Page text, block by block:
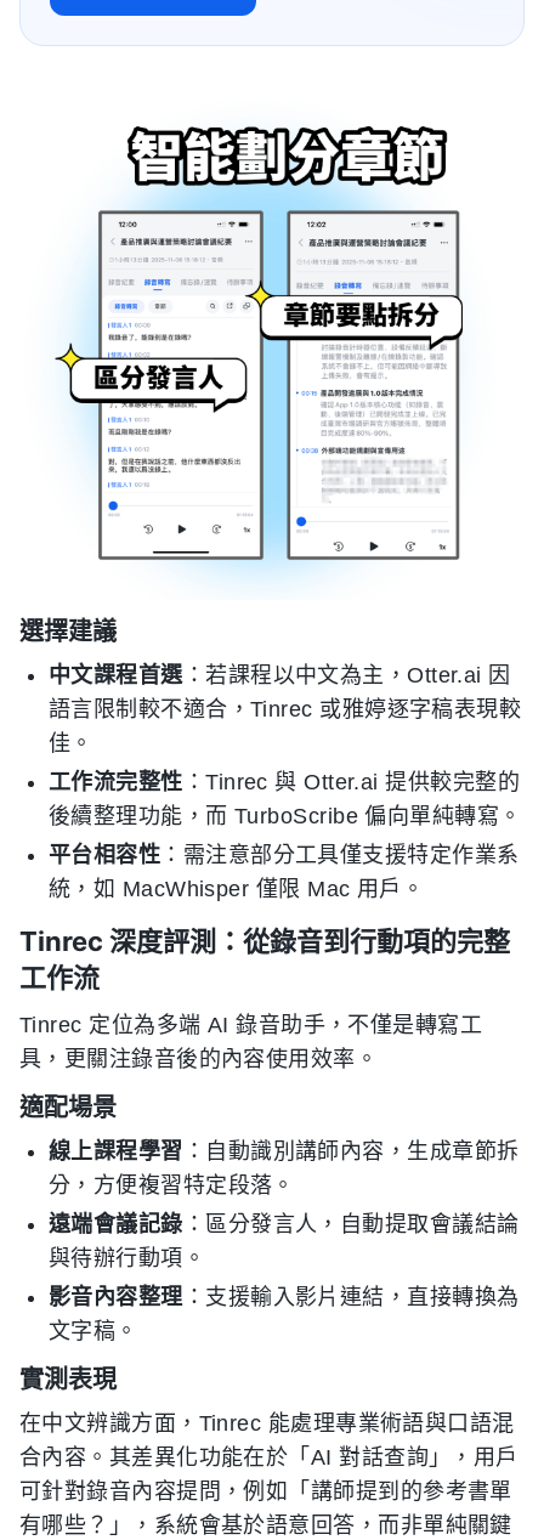
選擇建議
中文課程首選：若課程以中文為主，Otter.ai 因
語言限制較不適合，Tinrec 或雅婷逐字稿表現較
佳。
工作流完整性 ：Tinrec 與 Otter.ai 提供較完整的
後續整理功能，而 TurboScribe 偏向單純轉寫。
平台相容性 ：需注意部分工具僅支援特定作業系
統，如 MacWhisper 僅限 Mac 用戶。
Tinrec 深度評測：從錄音到行動項的完整
工作流
Tinrec 定位為多端 AI 錄音助手，不僅是轉寫工
具，更關注錄音後的內容使用效率。
適配場景
線上課程學習 ：自動識別講師內容，生成章節拆
分，方便複習特定段落。
遠端會議記錄 ：區分發言人，自動提取會議結論
與待辦行動項。
影音內容整理：支援輸入影片連結，直接轉換為
文字稿。
實測表現
在中文辨識方面，Tinrec 能處理專業術語與口語混
合內容。其差異化功能在於「AI 對話查詢」，用戶
可針對錄音內容提問，例如「講師提到的參考書單
有哪些？」，系統會基於語意回答，而非單純關鍵